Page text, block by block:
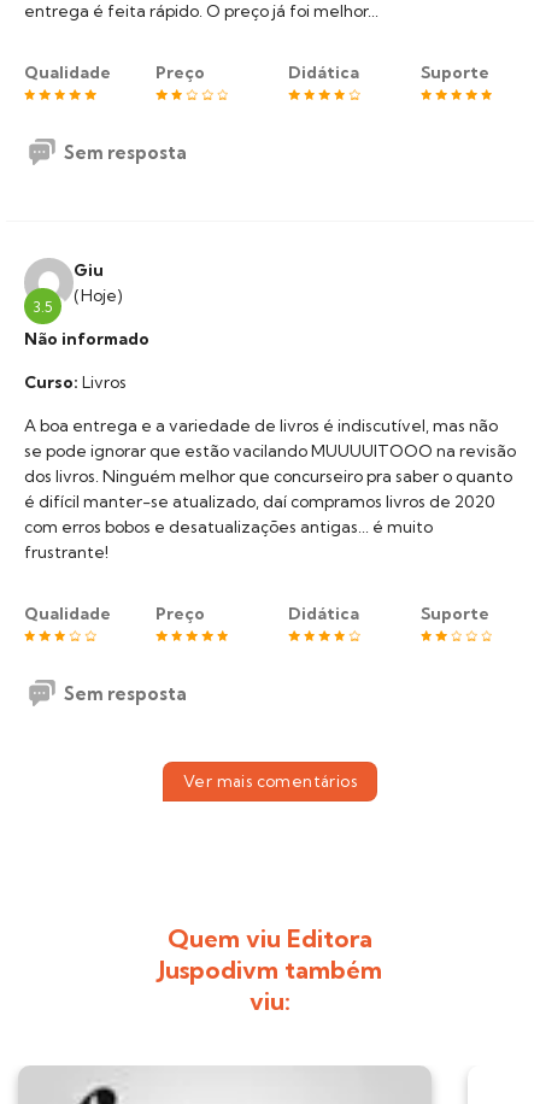
entrega é feita rápido. O preço já foi melhor...
Qualidade Preço Didática Suporte
Sem resposta
3.5
Giu
(Hoje)
Não informado
Curso: Livros
A boa entrega e a variedade de livros é indiscutível, mas não
se pode ignorar que estão vacilando MUUUUITOOO na revisão
dos livros. Ninguém melhor que concurseiro pra saber o quanto
é difícil manter-se atualizado, daí compramos livros de 2020
com erros bobos e desatualizações antigas... é muito
frustrante!
Qualidade Preço Didática Suporte
Sem resposta
Ver mais comentários
Quem viu Editora
Juspodivm também
viu: